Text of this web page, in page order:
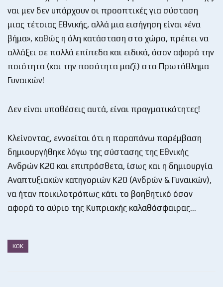
ναι μεν δεν υπάρχουν οι προοπτικές για σύσταση
μιας τέτοιας Εθνικής, αλλά μια εισήγηση είναι «ένα
βήμα», καθώς η όλη κατάσταση στο χώρο, πρέπει να
αλλάξει σε πολλά επίπεδα και ειδικά, όσον αφορά την
ποιότητα (και την ποσότητα μαζί) στο Πρωτάθλημα
Γυναικών!
Δεν είναι υποθέσεις αυτά, είναι πραγματικότητες!
Κλείνοντας, εννοείται ότι η παραπάνω παρέμβαση
δημιουργήθηκε λόγω της σύστασης της Εθνικής
Ανδρών Κ20 και επιπρόσθετα, ίσως και η δημιουργία
Αναπτυξιακών κατηγοριών Κ20 (Ανδρών & Γυναικών),
να ήταν ποικιλοτρόπως κάτι το βοηθητικό όσον
αφορά το αύριο της Κυπριακής καλαθόσφαιρας…
ΚΟΚ